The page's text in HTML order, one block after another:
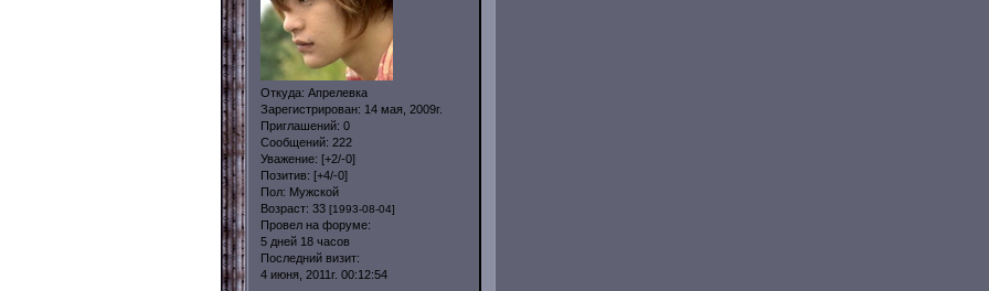
Откуда: Апрелевка
Зарегистрирован: 14 мая, 2009г.
Приглашений: 0
Сообщений: 222
Уважение: [+2/-0]
Позитив: [+4/-0]
Пол: Мужской
Возраст: 33 [1993-08-04]
Провел на форуме:
5 дней 18 часов
Последний визит:
4 июня, 2011г. 00:12:54